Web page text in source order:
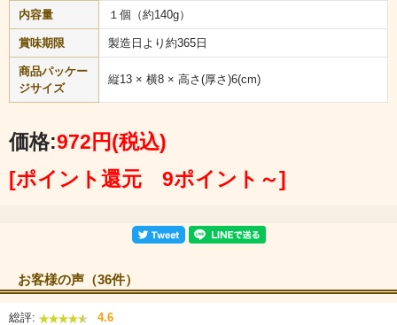
試しください。
内容量 １個（約140g）
賞味期限 製造日より約365日
商品パッケー
ジサイズ
縦13 × 横8 × 高さ(厚さ)6(cm)
価格:972円(税込)
[ポイント還元 9ポイント～]
お客様の声（36件）
総評: 4.6